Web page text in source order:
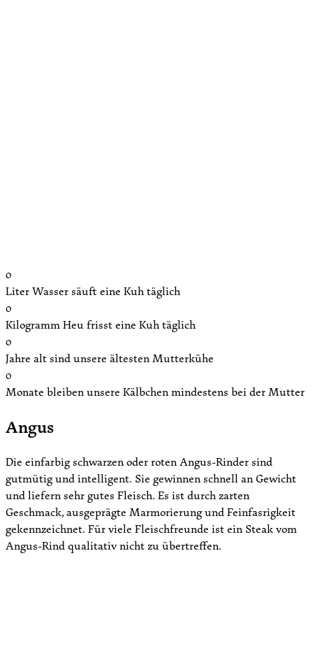
0
Liter Wasser säuft eine Kuh täglich
0
Kilogramm Heu frisst eine Kuh täglich
0
Jahre alt sind unsere ältesten Mutterkühe
0
Monate bleiben unsere Kälbchen mindestens bei der Mutter
Angus
Die einfarbig schwarzen oder roten Angus-Rinder sind
gutmütig und intelligent. Sie gewinnen schnell an Gewicht
und liefern sehr gutes Fleisch. Es ist durch zarten
Geschmack, ausgeprägte Marmorierung und Feinfasrigkeit
gekennzeichnet. Für viele Fleischfreunde ist ein Steak vom
Angus-Rind qualitativ nicht zu übertreffen.